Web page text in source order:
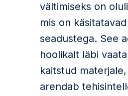
vältimiseks on
mis on
seadustega. See
hoolikalt läbi
kaitstud
arendab